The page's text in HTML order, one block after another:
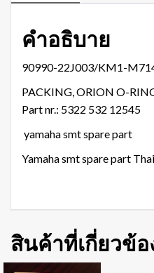
คำอธิบาย
90990-22J003/KM1-
PACKING, ORION O-
Part nr.: 5322 532 12545
yamaha smt spare part
Yamaha smt spare part
สินค้าที่เกี่ยวข้อ